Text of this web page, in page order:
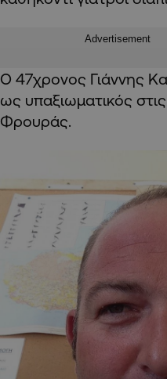
Advertisement
Ο 47χρονος Γιάννης
ως υπαξιωματικός
Φρουράς.